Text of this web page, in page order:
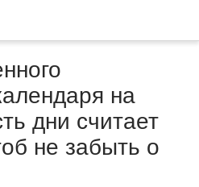
на
дни считает
не забыть о